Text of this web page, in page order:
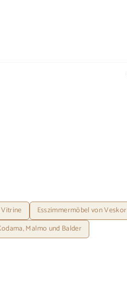
Esszimmermöbel von Veskor
Malmo und Balder